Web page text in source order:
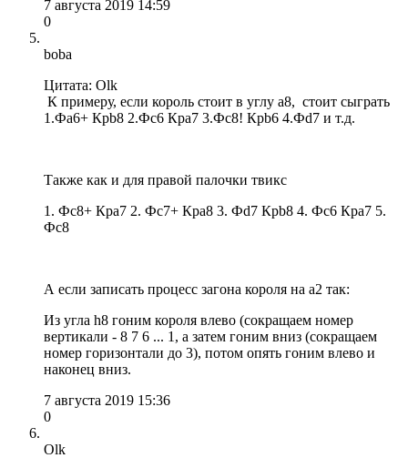
7 августа 2019 14:59
0
boba
Цитата: Olk
К примеру, если король стоит в углу a8, стоит сыграть
1.Фa6+ Крb8 2.Фс6 Крa7 3.Фс8! Крb6 4.Фd7 и т.д.
Также как и для правой палочки твикс
1. Фc8+ Крa7 2. Фc7+ Крa8 3. Фd7 Крb8 4. Фc6 Крa7 5.
Фc8
А если записать процесс загона короля на a2 так:
Из угла h8 гоним короля влево (сокращаем номер
вертикали - 8 7 6 ... 1, а затем гоним вниз (сокращаем
номер горизонтали до 3), потом опять гоним влево и
наконец вниз.
7 августа 2019 15:36
0
Olk